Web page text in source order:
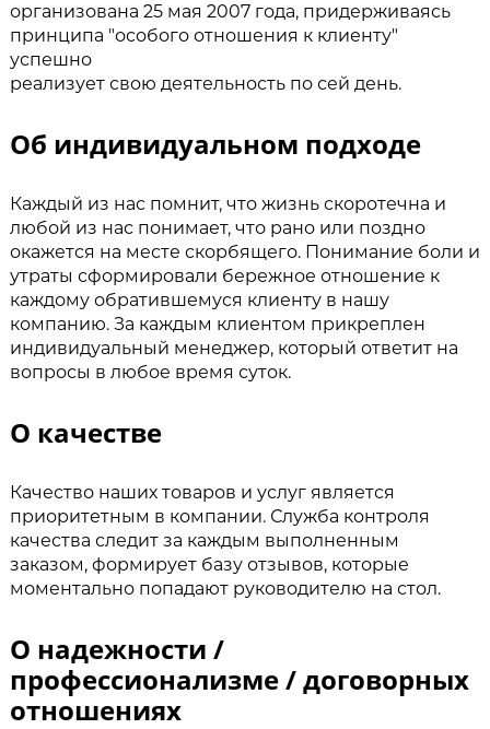
организована 25 мая 2007 года, придерживаясь
принципа "особого отношения к клиенту"
успешно
реализует свою деятельность по сей день.
Об индивидуальном подходе
Каждый из нас помнит, что жизнь скоротечна и
любой из нас понимает, что рано или поздно
окажется на месте скорбящего. Понимание боли и
утраты сформировали бережное отношение к
каждому обратившемуся клиенту в нашу
компанию. За каждым клиентом прикреплен
индивидуальный менеджер, который ответит на
вопросы в любое время суток.
О качестве
Качество наших товаров и услуг является
приоритетным в компании. Служба контроля
качества следит за каждым выполненным
заказом, формирует базу отзывов, которые
моментально попадают руководителю на стол.
О надежности /
профессионализме / договорных
отношениях